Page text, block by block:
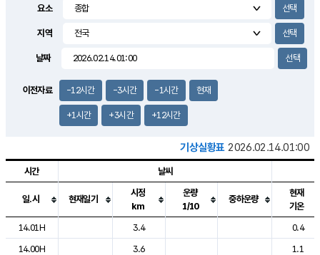
0.0m/s
요소
지역
날짜
이전자료 -12시간 -3시간 -1시간 현재
+1시간 +3시간 +12시간
기상실황표 2026.02.14.01:00
도시별 기상실황표로 지점, 날씨, 기온, 강수, 바람, 기압등을 안내한 표입
시간 날씨
일.시 현재일기
시정
km
운량
1/10
중하운량
현재
기온
14.01H
3.4
0.4
14.00H
3.6
1.1